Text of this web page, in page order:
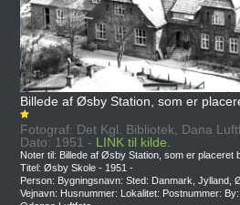
Billede af Øsby Station, som er
Fotograf: Det Kgl. Bibliotek, Dana
Dato: 1951 - LINK til kilde.
Noter til: Billede af Øsby Station, som er placeret
Titel: Øsby Skole - 1951 -
Person: Bygningsnavn: Sted: Danmark, Jylland,
Vejnavn: Husnummer: Lokalitet: Postnummer: